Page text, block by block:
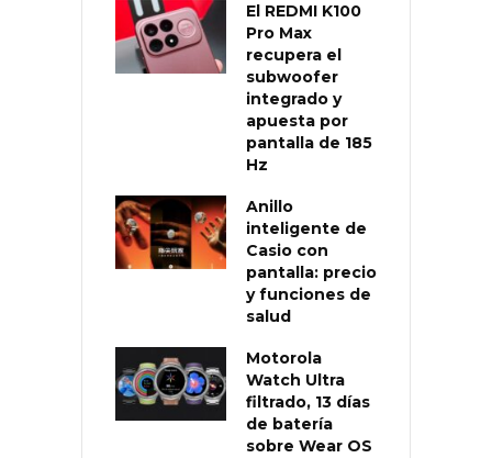
El REDMI K100
Pro Max
recupera el
subwoofer
integrado y
apuesta por
pantalla de 185
Hz
Anillo
inteligente de
Casio con
pantalla: precio
y funciones de
salud
Motorola
Watch Ultra
filtrado, 13 días
de batería
sobre Wear OS